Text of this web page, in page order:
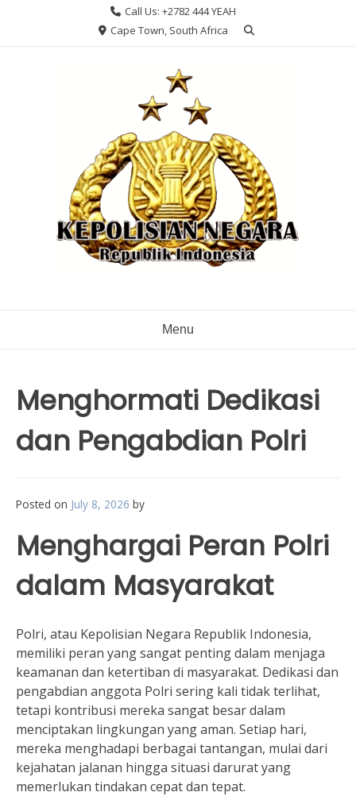
Call Us: +2782 444 YEAH
Cape Town, South Africa
Menu
Menghormati Dedikasi
dan Pengabdian Polri
Posted on July 8, 2026 by
Menghargai Peran Polri
dalam Masyarakat
Polri, atau Kepolisian Negara Republik Indonesia,
memiliki peran yang sangat penting dalam menjaga
keamanan dan ketertiban di masyarakat. Dedikasi dan
pengabdian anggota Polri sering kali tidak terlihat,
tetapi kontribusi mereka sangat besar dalam
menciptakan lingkungan yang aman. Setiap hari,
mereka menghadapi berbagai tantangan, mulai dari
kejahatan jalanan hingga situasi darurat yang
memerlukan tindakan cepat dan tepat.